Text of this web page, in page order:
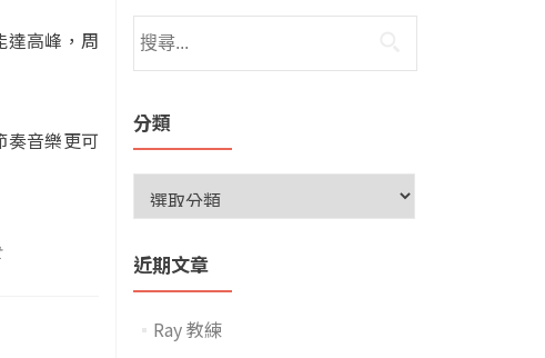
k
a
達高峰，周
奏音樂更可
分類
近期文章
Ray 教練